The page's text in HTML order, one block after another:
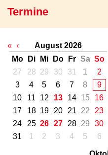
Termine
« ‹
August 2026
Mo
Di Mi Do Fr Sa So
27
28 29 30 31 1
2
3
4 5 6 7 8
9
10
11 12 13 14 15
16
17
18 19 20 21 22
23
24
25 26 27 28 29
30
31
1 2 3 4 5 6